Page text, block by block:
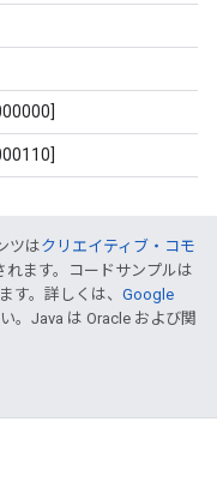
ツはクリエイティブ・コモ
れます。コードサンプルは
す。詳しくは、 Google
。Java は Oracle および関